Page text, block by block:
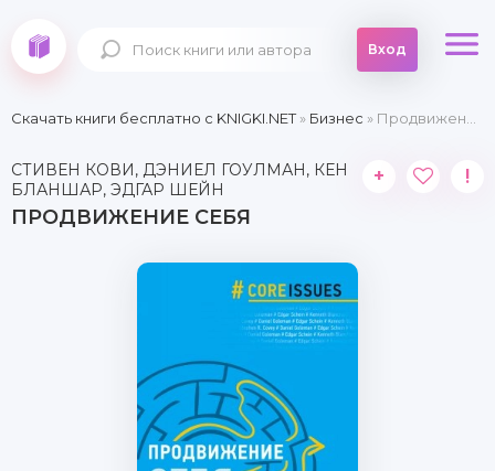
Вход
Скачать книги бесплатно c KNIGKI.NET» Бизнес » Продвижение себя
СТИВЕН КОВИ, ДЭНИЕЛ ГОУЛМАН, КЕН
БЛАНШАР, ЭДГАР ШЕЙН
ПРОДВИЖЕНИЕ СЕБЯ
+ !